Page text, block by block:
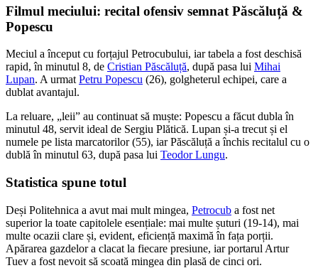
Filmul meciului: recital ofensiv semnat Păscăluță &
Popescu
Meciul a început cu forțajul Petrocubului, iar tabela a fost deschisă
rapid, în minutul 8, de Cristian Păscăluță, după pasa lui Mihai
Lupan. A urmatPetru Popescu (26), golgheterul echipei, care a
dublat avantajul.
La reluare, „leii” au continuat să muște: Popescu a făcut dubla în
minutul 48, servit ideal de Sergiu Plătică. Lupan și-a trecut și el
numele pe lista marcatorilor (55), iar Păscăluță a închis recitalul cu o
dublă în minutul 63, după pasa lui Teodor Lungu.
Statistica spune totul
Deși Politehnica a avut mai mult mingea, Petrocub a fost net
superior la toate capitolele esențiale: mai multe șuturi (19-14), mai
multe ocazii clare și, evident, eficiență maximă în fața porții.
Apărarea gazdelor a clacat la fiecare presiune, iar portarul Artur
Tuev a fost nevoit să scoată mingea din plasă de cinci ori.